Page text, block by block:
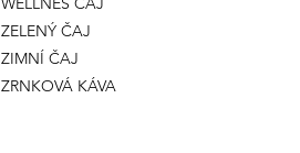
ZELENÝ ČAJ
ZIMNÍ ČAJ
ZRNKOVÁ KÁVA